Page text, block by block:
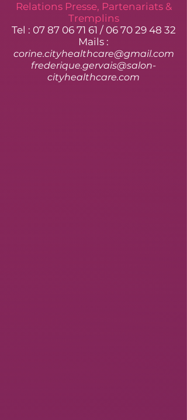
Relations Presse, Partenariats &
Tremplins
Tel : 07 87 06 71 61 / 06 70 29 48 32
Mails :
corine.cityhealthcare@gmail.com
frederique.gervais@salon-
cityhealthcare.com